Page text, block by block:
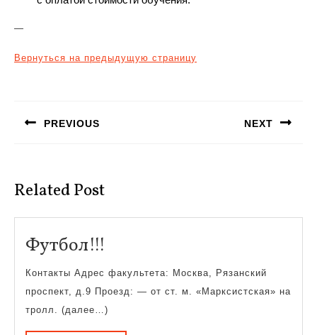
—
Вернуться на предыдущую страницу
записям
PREVIOUS NEXT
Related Post
Футбол!!!
Контакты Адрес факультета: Москва, Рязанский
проспект, д.9 Проезд: — от ст. м. «Марксистская» на
тролл. (далее…)